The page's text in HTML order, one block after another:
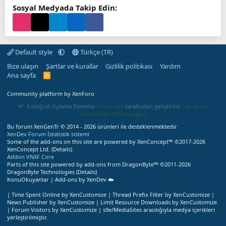
Sosyal Medyada Takip Edin:
Default style
Türkçe (TR)
Bize ulaşın
Şartlar ve kurallar Gizlilik politikası
Yardım
Ana sayfa
R
Community platform by XenForo
Fotoğraf Oylama Eklentisi Sebze.net tarafından geliştirildi · XenForo
add-ons by ©XenSupport
Bu forum XenGenTr © 2014 - 2026 ürünleri ile desteklenmektedir
XenDev Forum İstatistik sistemi
Some of the add-ons on this site are powered by XenConcept™ ©2017-2026
XenConcept Ltd. (Details)
Addon VNXF Core
Parts of this site powered by add-ons from DragonByte™ ©2011-2026
DragonByte Technologies (Details)
KonuOkuyanlar | Add-ons by XenDev ☁️
| Time Spent Online by XenCustomize | Thread Prefix Filter by XenCustomize |
News Publisher by XenCustomize | Limit Resource Downloads by XenCustomize
| Forum Visitors by XenCustomize | s9e/MediaSites aracılığıyla medya içerikleri
yerleştirilmiştir.